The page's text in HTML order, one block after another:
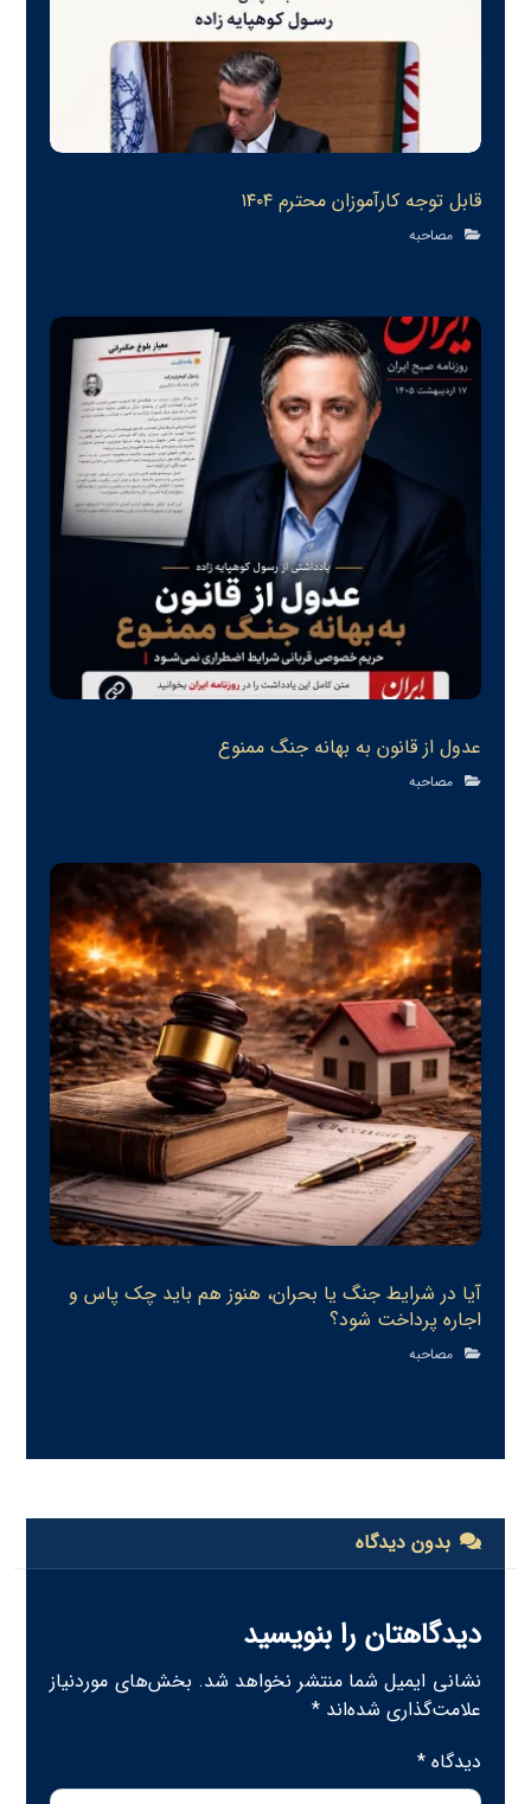
قابل توجه كارآموزان محترم ١٤٠٤
مصاحبه
عدول از قانون به بهانه جنگ ممنوع
مصاحبه
آیا در شرایط جنگ یا بحران، هنوز هم باید چک پاس و
اجاره پرداخت شود‏؟
مصاحبه
بدون دیدگاه
دیدگاهتان را بنویسید
نشانی ایمیل شما منتشر نخواهد شد. بخش‌های موردنیاز
علامت‌گذاری شده‌اند*
دیدگاه*